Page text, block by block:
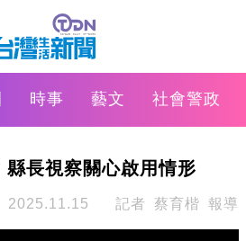
時事 藝文 社會警政
長視察關心啟用情形
2025.11.15 記者 蔡育楷 報導